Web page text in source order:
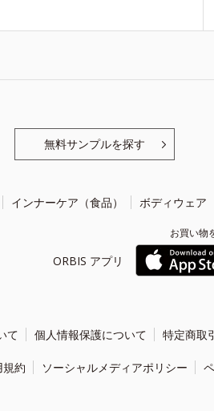
無料サンプルを探す
インナーケア（食品） ボディウェア
ORBIS アプリ
お買い物
て 個人情報保護について 特定商取
約 ソーシャルメディアポリシー